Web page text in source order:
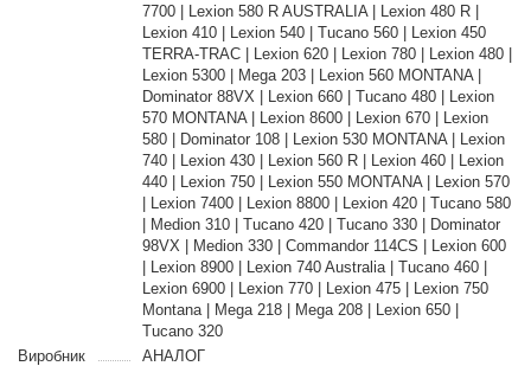
7700 | Lexion 580 R AUSTRALIA | Lexion 480 R |
Lexion 410 | Lexion 540 | Tucano 560 | Lexion 450
TERRA-TRAC | Lexion 620 | Lexion 780 | Lexion 480 |
Lexion 5300 | Mega 203 | Lexion 560 MONTANA |
Dominator 88VX | Lexion 660 | Tucano 480 | Lexion
570 MONTANA | Lexion 8600 | Lexion 670 | Lexion
580 | Dominator 108 | Lexion 530 MONTANA | Lexion
740 | Lexion 430 | Lexion 560 R | Lexion 460 | Lexion
440 | Lexion 750 | Lexion 550 MONTANA | Lexion 570
| Lexion 7400 | Lexion 8800 | Lexion 420 | Tucano 580
| Medion 310 | Tucano 420 | Tucano 330 | Dominator
98VX | Medion 330 | Commandor 114CS | Lexion 600
| Lexion 8900 | Lexion 740 Australia | Tucano 460 |
Lexion 6900 | Lexion 770 | Lexion 475 | Lexion 750
Montana | Mega 218 | Mega 208 | Lexion 650 |
Tucano 320
Виробник
АНАЛОГ